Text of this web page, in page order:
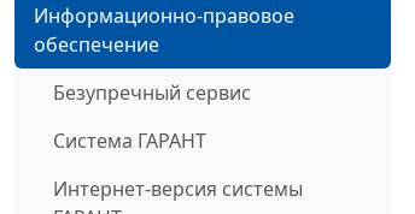
Информационно-правовое
обеспечение
Безупречный сервис
Система ГАРАНТ
Интернет-версия системы